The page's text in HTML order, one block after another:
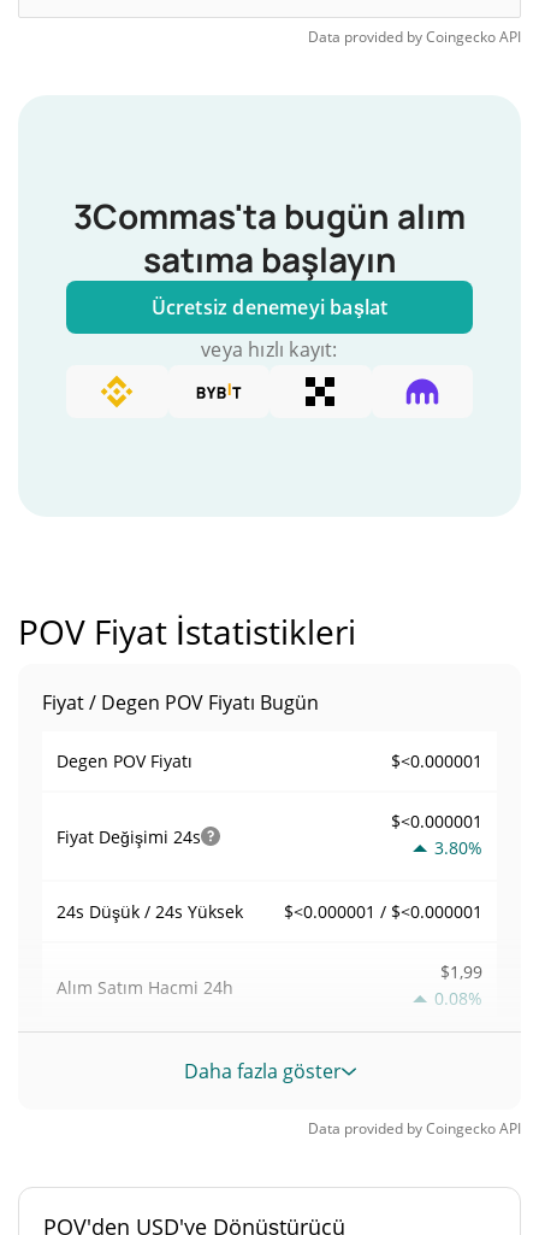
Data provided byCoingeckoAPI
3Commas'ta bugün alım
satıma başlayın
Ücretsiz denemeyi başlat
veya hızlı kayıt:
POV Fiyat İstatistikleri
Fiyat / Degen POV Fiyatı Bugün
Degen POV Fiyatı $<0.000001
Fiyat Değişimi 24s
$<0.000001
3.80%
24s Düşük / 24s Yüksek $<0.000001 / $<0.000001
Alım Satım Hacmi 24h
$1,99
0.08%
Hacim / Piyasa Değeri
<0.000001%
Piyasa sıralaması #9722
Daha fazla göster
Data provided byCoingeckoAPI
POV'den USD'ye Dönüştürücü